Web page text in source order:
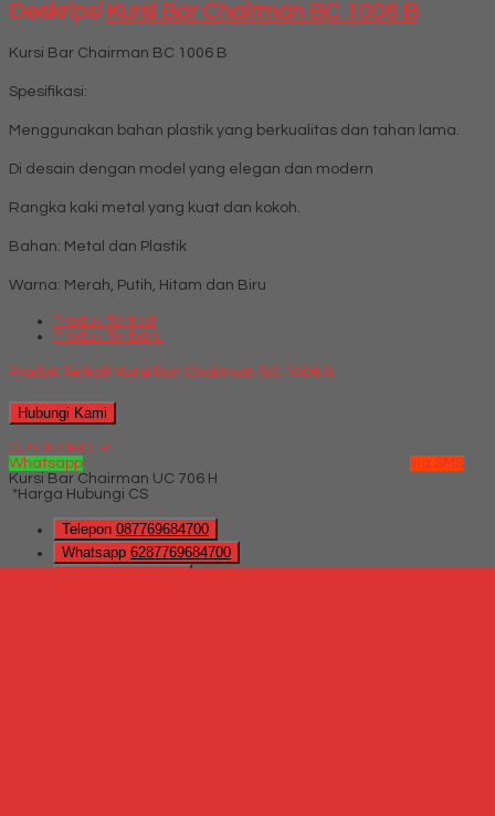
Deskripsi Kursi Bar Chairman BC 1006 B
Kursi Bar Chairman BC 1006 B
Spesifikasi:
Menggunakan bahan plastik yang berkualitas dan tahan lama.
Di desain dengan model yang elegan dan modern
Rangka kaki metal yang kuat dan kokoh.
Bahan: Metal dan Plastik
Warna: Merah, Putih, Hitam dan Biru
Produk Terkait
Produk Terbaru
Produk Terkait Kursi Bar Chairman BC 1006 B
Hubungi Kami
QUICK ORDER
Whatsapp
via SMS
Kursi Bar Chairman UC 706 H
*Harga Hubungi CS
Telepon 087769684700
Whatsapp 6287769684700